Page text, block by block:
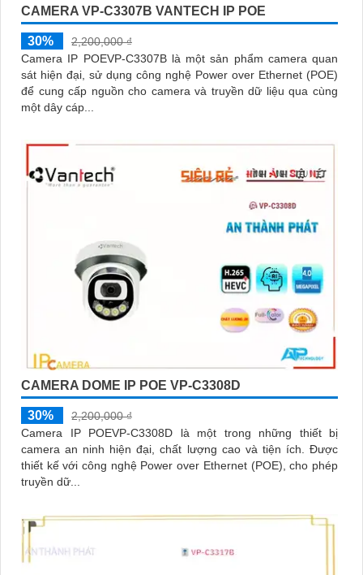
CAMERA VP-C3307B VANTECH IP POE
30%
2,200,000 ₫
Camera IP POEVP-C3307B là một sản phẩm camera quan
sát hiện đại, sử dụng công nghệ Power over Ethernet (POE)
để cung cấp nguồn cho camera và truyền dữ liệu qua cùng
một dây cáp...
CAMERA DOME IP POE VP-C3308D
30%
2,200,000 ₫
Camera IP POEVP-C3308D là một trong những thiết bị
camera an ninh hiện đại, chất lượng cao và tiện ích. Được
thiết kế với công nghệ Power over Ethernet (POE), cho phép
truyền dữ...